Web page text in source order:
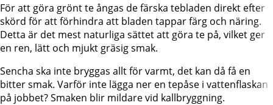
För att göra grönt te ångas de färska tebladen direkt efter
skörd för att förhindra att bladen tappar färg och näring.
Detta är det mest naturliga sättet att göra te på, vilket ger
en ren, lätt och mjukt gräsig smak.
Sencha ska inte bryggas allt för varmt, det kan då få en
bitter smak. Varför inte lägga ner en tepåse i vattenflaskan
på jobbet? Smaken blir mildare vid kallbryggning.